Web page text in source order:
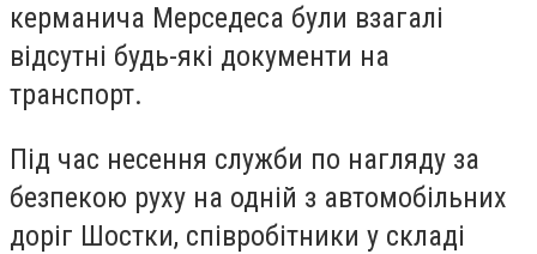
керманича Мерседеса були взагалі
відсутні будь-які документи на
транспорт.
Під час несення служби по нагляду за
безпекою руху на одній з автомобільних
доріг Шостки, співробітники у складі